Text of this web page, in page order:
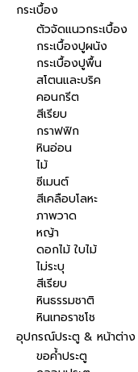
กระเบื้อง
ตัวจัดแนวกระเบื้อง
กระเบื้องปูผนัง
กระเบื้องปูพื้น
สโตนและบริค
คอนกรีต
สีเรียบ
กราฟฟิก
หินอ่อน
ไม้
ซีเมนต์
สีเคลือบโลหะ
ภาพวาด
หญ้า
ดอกไม้ ใบไม้
ไม่ระบุ
สีเรียบ
หินธรรมชาติ
หินเทอราชโช
อุปกรณ์ประตู & หน้าต่าง
ขอค้ำประตู